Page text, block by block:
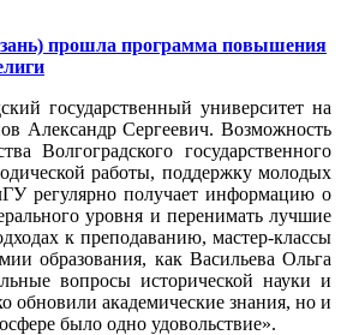
прошла программа повышения
государственный университет на
Александр Сергеевич. Возможность
Волгоградского государственного
работы, поддержку молодых
регулярно получает информацию о
уровня и перенимать лучшие
к преподаванию, мастер‑классы
образования, как Васильева Ольга
вопросы исторической науки и
обновили академические знания, но и
было одно удовольствие».